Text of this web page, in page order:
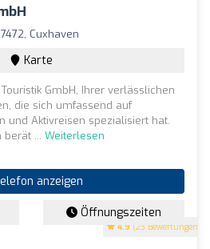
4.9 (23 Bewertungen)
Cuxhaven
Karte
GmbH, Ihrer verlässlichen
die sich umfassend auf
und Aktivreisen spezialisiert hat.
berät ... Weiterlesen
anzeigen
Öffnungszeiten